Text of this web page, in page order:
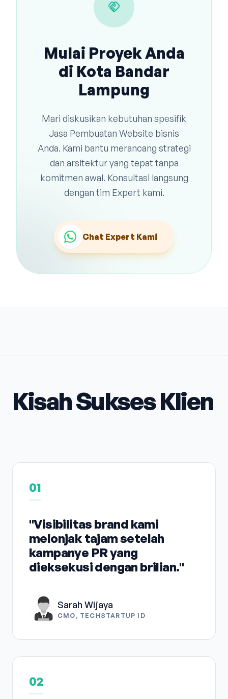
handshake
Mulai Proyek Anda
di Kota Bandar
Lampung
Mari diskusikan kebutuhan spesifik
Jasa Pembuatan Website bisnis
Anda. Kami bantu merancang strategi
dan arsitektur yang tepat tanpa
komitmen awal. Konsultasi langsung
dengan tim Expert kami.
Chat Expert Kami
Kisah Sukses Klien
01
"Visibilitas brand kami
melonjak tajam setelah
kampanye PR yang
dieksekusi dengan brilian."
Sarah Wijaya
CMO, TECHSTARTUP ID
02